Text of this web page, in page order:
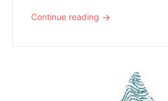
Continue reading →